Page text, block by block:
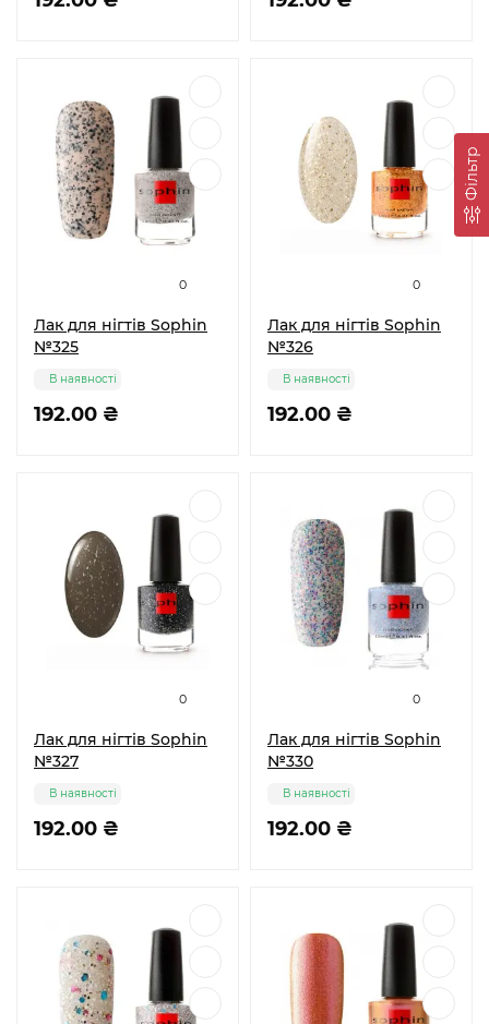
Фільтр
0
Лак для нігтів Sophin
№325
192.00 ₴
В наявності
0
Лак для нігтів Sophin
№326
192.00 ₴
В наявності
0
Лак для нігтів Sophin
№327
192.00 ₴
В наявності
0
Лак для нігтів Sophin
№330
192.00 ₴
В наявності